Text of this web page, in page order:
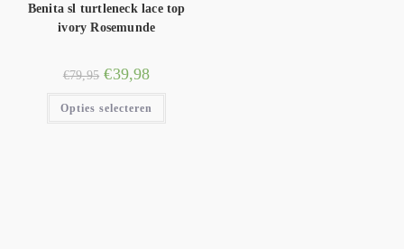
Benita sl turtleneck lace top
ivory Rosemunde
€79,95 €39,98
Opties selecteren